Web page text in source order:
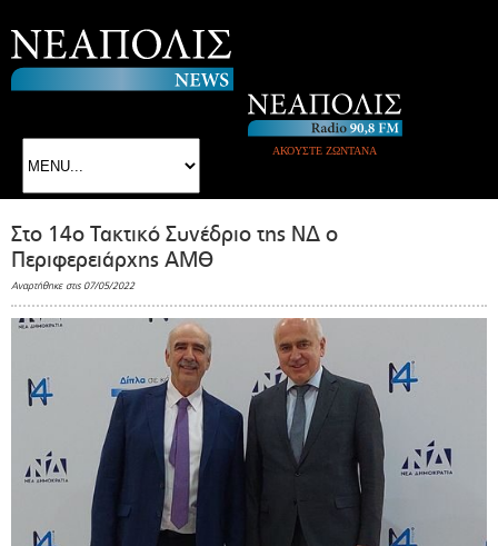
ΑΚΟΥΣΤΕ ΖΩΝΤΑΝΑ
Στο 14ο Τακτικό Συνέδριο της ΝΔ ο
Περιφερειάρχης ΑΜΘ
Αναρτήθηκε στις 07/05/2022